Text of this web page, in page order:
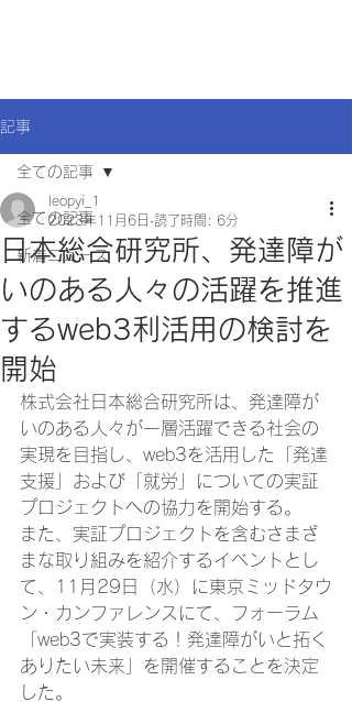
記事
全ての記事
新着ニュース
全ての記事
日本総合研究所、発達障が
いのある人々の活躍を推進
するweb3利活用の検討を
開始
leopyi_1
2023年11月6日 読了時間: 6分
株式会社日本総合研究所は、発達障が
いのある人々が一層活躍できる社会の
実現を目指し、web3を活用した「発達
支援」および「就労」についての実証
プロジェクトへの協力を開始する。
また、実証プロジェクトを含むさまざ
まな取り組みを紹介するイベントとし
て、11月29日（水）に東京ミッドタウ
ン・カンファレンスにて、フォーラム
「web3で実装する！発達障がいと拓く
ありたい未来」を開催することを決定
した。